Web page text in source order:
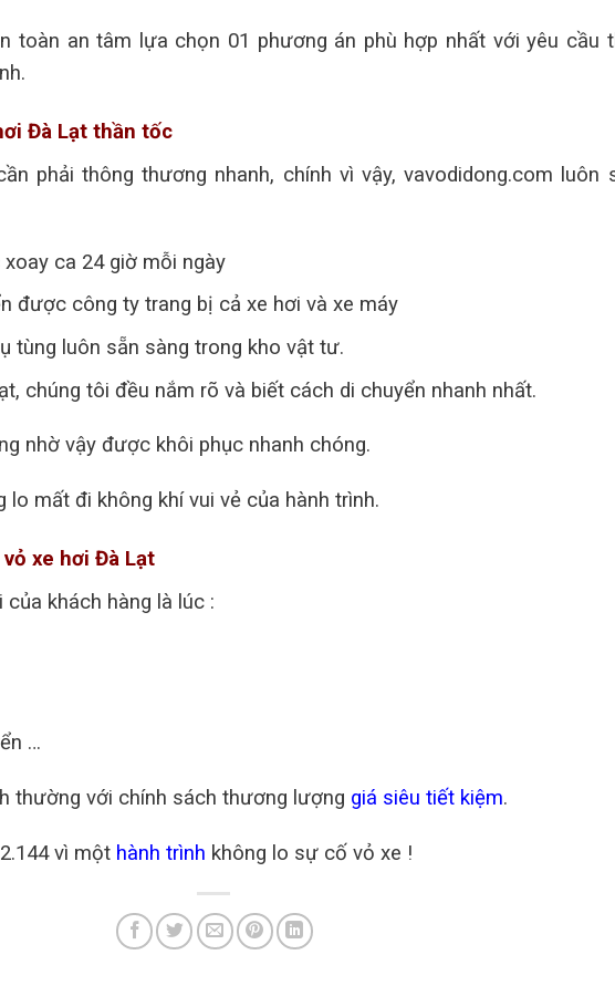
toàn an tâm lựa chọn 01 phương án phù hợp nhất với yêu cầu
Đà Lạt thần tốc
phải thông thương nhanh, chính vì vậy, vavodidong.com luôn
ca 24 giờ mỗi ngày
được công ty trang bị cả xe hơi và xe máy
tùng luôn sẵn sàng trong kho vật tư.
chúng tôi đều nắm rõ và biết cách di chuyển nhanh nhất.
nhờ vậy được khôi phục nhanh chóng.
lo mất đi không khí vui vẻ của hành trình.
xe hơi Đà Lạt
của khách hàng là lúc :
…
thường với chính sách thương lượng giá siêu tiết kiệm.
vì một hành trình không lo sự cố vỏ xe !